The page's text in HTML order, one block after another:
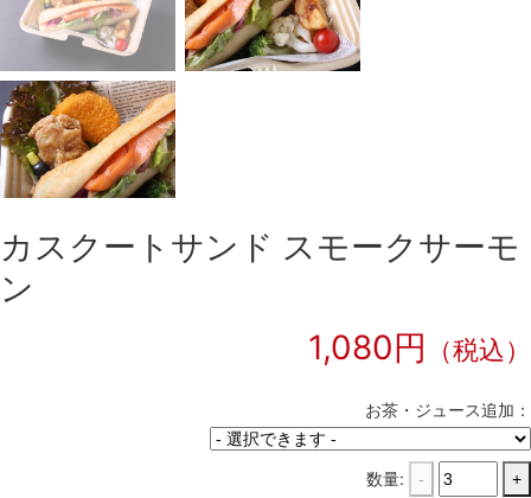
カスクートサンド スモークサーモ
ン
1,080円
（税込）
お茶・ジュース追加：
数量: - +